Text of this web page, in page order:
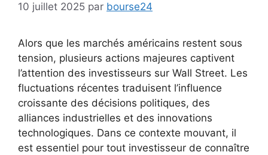
10 juillet 2025 par bourse24
Alors que les marchés américains restent sous
tension, plusieurs actions majeures captivent
l’attention des investisseurs sur Wall Street. Les
fluctuations récentes traduisent l’influence
croissante des décisions politiques, des
alliances industrielles et des innovations
technologiques. Dans ce contexte mouvant, il
est essentiel pour tout investisseur de connaître